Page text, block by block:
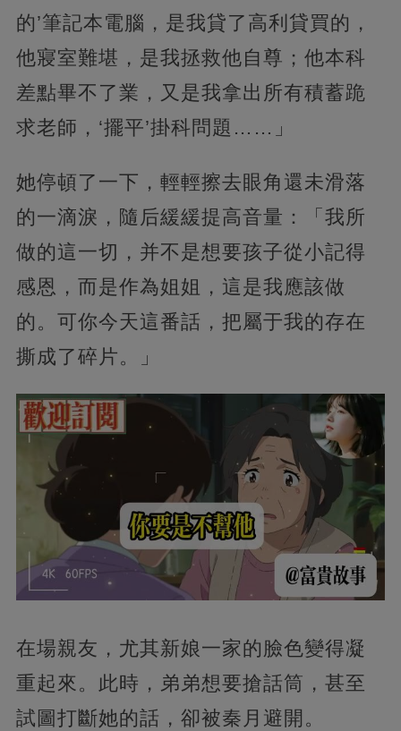
的’筆記本電腦，是我貸了高利貸買的，
他寢室難堪，是我拯救他自尊；他本科
差點畢不了業，又是我拿出所有積蓄跪
求老師，‘擺平’掛科問題……」
她停頓了一下，輕輕擦去眼角還未滑落
的一滴淚，隨后緩緩提高音量：「我所
做的這一切，并不是想要孩子從小記得
感恩，而是作為姐姐，這是我應該做
的。可你今天這番話，把屬于我的存在
撕成了碎片。」
在場親友，尤其新娘一家的臉色變得凝
重起來。此時，弟弟想要搶話筒，甚至
試圖打斷她的話，卻被秦月避開。